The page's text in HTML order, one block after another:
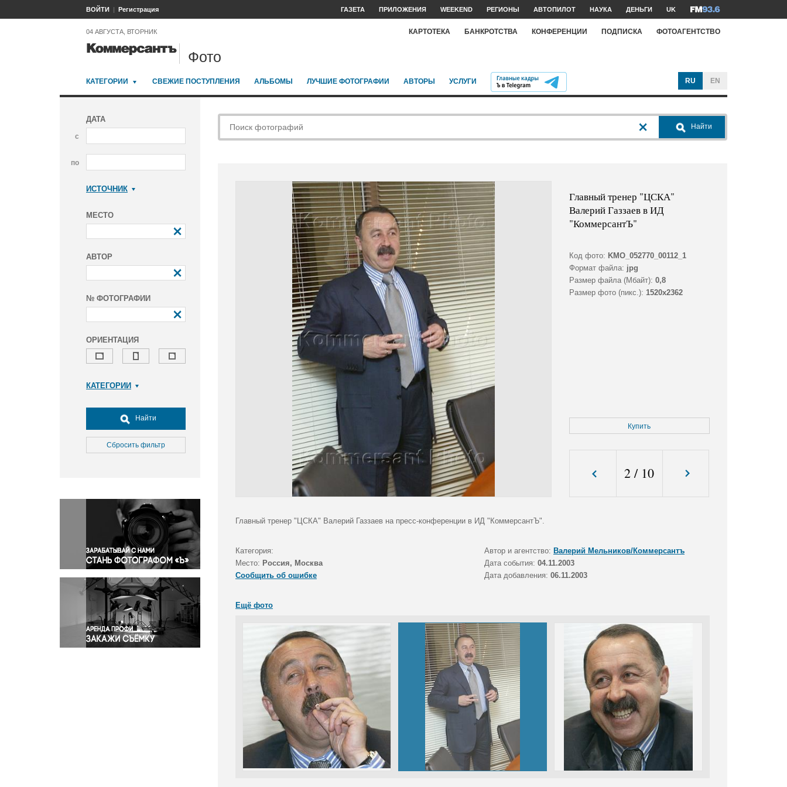
ВОЙТИ Регистрация ГАЗЕТА ПРИЛОЖЕНИЯ WEEKEND РЕГИОНЫ АВТОПИЛОТ НАУКА ДЕНЬГИ UK
04 АВГУСТА, ВТОРНИК КАРТОТЕКА БАНКРОТСТВА КОНФЕРЕНЦИИ ПОДПИСКА ФОТОАГЕНТСТВО
Фото
КАТЕГОРИИ СВЕЖИЕ ПОСТУПЛЕНИЯ АЛЬБОМЫ ЛУЧШИЕ ФОТОГРАФИИ АВТОРЫ УСЛУГИ RU EN
ДАТА
с
по
ИСТОЧНИК
МЕСТО
АВТОР
№ ФОТОГРАФИИ
ОРИЕНТАЦИЯ
КАТЕГОРИИ
Досуг, туризм и отдых
Культура
Медицина
Окружающая среда
Политика
Правосудие
Происшествия и конфликты
Религия
Светская жизнь
Спорт
Экология
Экономика и бизнес
Найти
Сбросить фильтр
Найти
Главный тренер "ЦСКА"
Валерий Газзаев в ИД
"КоммерсантЪ"
Код фото: KMO_052770_00112_1
Формат файла: jpg
Размер файла (Мбайт): 0,8
Размер фото (пикс.): 1520x2362
Купить
2 / 10
Главный тренер "ЦСКА" Валерий Газзаев на пресс-конференции в ИД "КоммерсантЪ".
Категория: Автор и агентство: Валерий Мельников/Коммерсантъ
Место: Россия, Москва Дата события: 04.11.2003
Сообщить об ошибке
Дата добавления: 06.11.2003
Ещё фото